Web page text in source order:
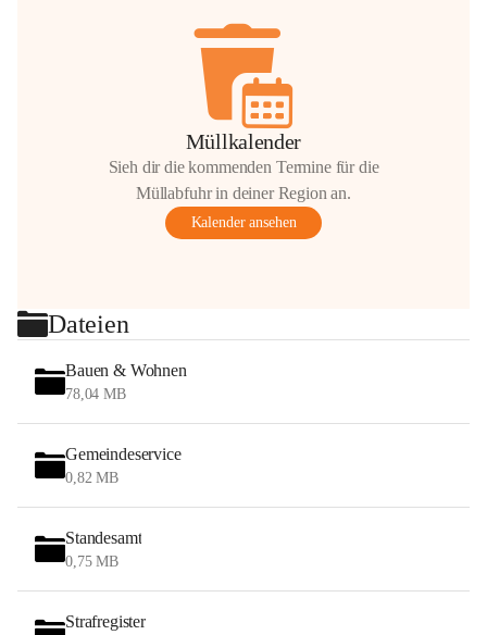
Müllkalender
Sieh dir die kommenden Termine für die
Müllabfuhr in deiner Region an.
Kalender ansehen
Dateien
Bauen & Wohnen
78,04 MB
Gemeindeservice
0,82 MB
Standesamt
0,75 MB
Strafregister